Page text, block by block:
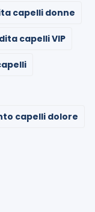
capelli donne
capelli VIP
capelli dolore